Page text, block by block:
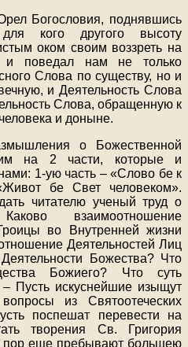
Богословия, поднявшись
кого другого высоту
оком своим воззреть на
и поведал нам не только
Слова по существу, но и
и Деятельность Слова
Слова, обращенную к
и доныне.
о Божественной
на 2 части, которые и
1-ую часть – «Слово бе к
бе Свет человеком».
читателю ученый труд о
взаимоотношение
во Внутренней жизни
Деятельностей Лиц
Божества? Что
Божиего? Что суть
– Пусть искуснейшие изыщут
из Святоотеческих
поспешат перевести на
творения Св. Григория
пор еще пребывают большею